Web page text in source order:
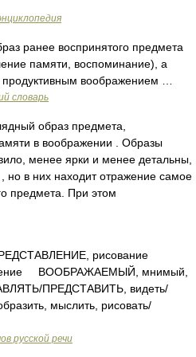
ранее воспринятого предмета
памяти, воспоминание), а
воображением …
словарь
образ предмета,
в воображении . Образы
менее ярки и менее детальны,
но в них находит отражение самое
предмета. При этом
рисование
ВООБРАЖАЕМЫЙ, мнимый,
ПРЕДСТАВИТЬ, видеть/
мыслить, рисовать/
русской речи